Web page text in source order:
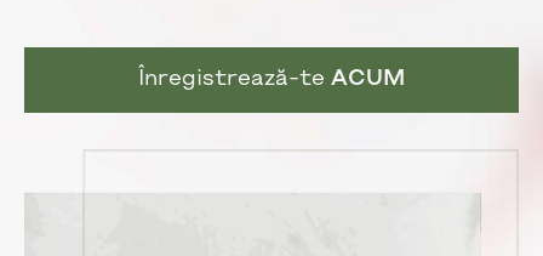
Înregistrează-te ACUM